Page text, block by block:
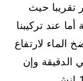
الماء إلى ارتفاع يعادل 40 متر تقريبا حيث
أما عند تركيبنا
ضخ الماء لارتفاع
الماء في الدقيقة وإن